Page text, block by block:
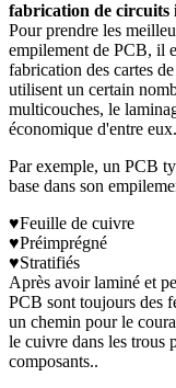
fabrication de circuits
Pour prendre les
empilement de PCB, il
fabrication des cartes
utilisent un certain
multicouches, le
économique d'entre eux.
Par exemple, un PCB
base dans son
♥Feuille de cuivre
♥Préimprégné
♥Stratifiés
Après avoir laminé et
PCB sont toujours des
un chemin pour le
le cuivre dans les trous
composants..